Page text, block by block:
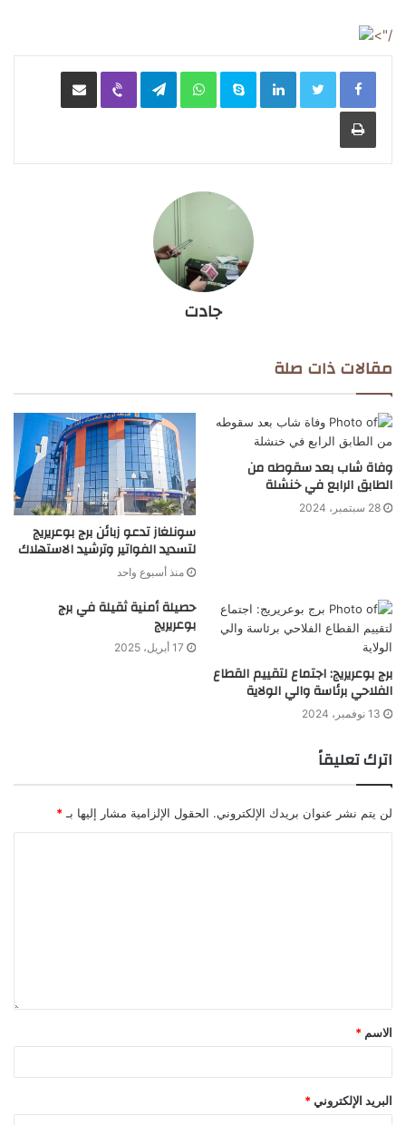
/">
LinkedIn
Skype
WhatsApp
Telegram
Viber مشاركة عبر البريد
طباعة
جادت
مقالات ذات صلة
وفاة شاب بعد سقوطه من
الطابق الرابع في خنشلة
28 سبتمبر، 2024
سونلغاز تدعو زبائن برج بوعريريج
لتسديد الفواتير وترشيد الاستهلاك
منذ أسبوع واحد
برج بوعريريج: اجتماع لتقييم القطاع
الفلاحي برئاسة والي الولاية
13 نوفمبر، 2024
حصيلة أمنية ثقيلة في برج
بوعريريج
17 أبريل، 2025
اترك تعليقاً
لن يتم نشر عنوان بريدك الإلكتروني. الحقول الإلزامية مشار إليها بـ *
الاسم *
البريد الإلكتروني *